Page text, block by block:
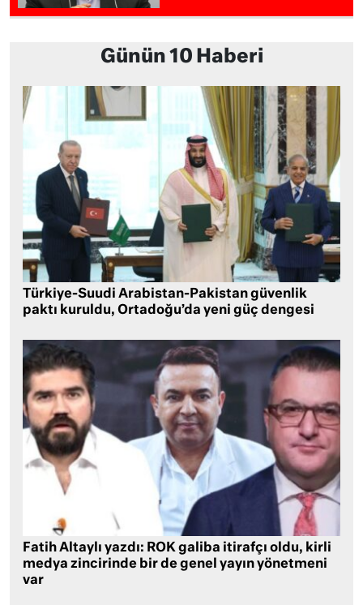
Günün 10 Haberi
Türkiye-Suudi Arabistan-Pakistan güvenlik
paktı kuruldu, Ortadoğu’da yeni güç dengesi
Fatih Altaylı yazdı: ROK galiba itirafçı oldu, kirli
medya zincirinde bir de genel yayın yönetmeni
var